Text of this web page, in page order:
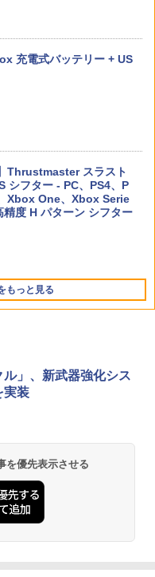
】マリオカート ワール
NSW2 マリオカ-ト
ク 5 デラックスエディシ
ンクエストモンスターズ
ビアンカ・フローラ P
封入特典】冒険スター
ド・セフト・オートV
クマネーカード(「GTAオ
ー$20万)DLCのプロダク
Switch Proコントロ
FSSKA【千葉】保証期間
】
ット ブルーレイ【Blu-ra
生産限定版)【Blu-ray】 [
リペイド番号 5000円|オ
版
ドナイト ブラック(CFI-
ワイヤレスコン
ZCT2J)
充電式バッテリー + US
Thrustmaster スラスト
シフター - PC、PS4、P
Xbox One、Xbox Serie
度 H パターン シフター
もっと見る
刃」無限城編 第一章 猗
[Blu-ray]
刃」無限城編 第一章 猗
[DVD]
ル」、新武器強化シス
実装
を優先表示させる